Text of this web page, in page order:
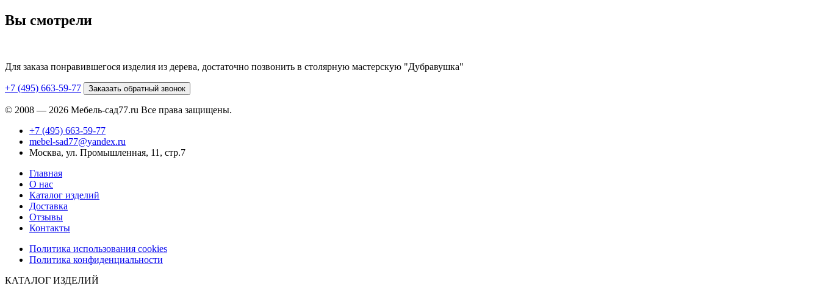
Вы смотрели
Для заказа понравившегося изделия из дерева, достаточно позвонить в столярную мастерскую "Дубравушка"
+7 (495) 663-59-77 Заказать обратный звонок
© 2008 — 2026 Мебель-сад77.ru Все права защищены.
+7 (495) 663-59-77
mebel-sad77@yandex.ru
Москва, ул. Промышленная, 11, стр.7
Главная
О нас
Каталог изделий
Доставка
Отзывы
Контакты
Политика использования cookies
Политика конфиденциальности
КАТАЛОГ ИЗДЕЛИЙ